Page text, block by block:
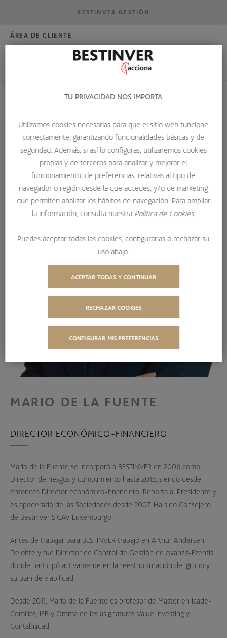
BESTINVER GESTIÓN
BESTINVER SECURITIES
ÁREA DE CLIENTE
MARIO DE LA FUENTE
DIRECTOR ECONÓMICO-FINANCIERO
Mario de la Fuente se incorporó a BESTINVER en 2006 como
Director de riesgos y cumplimiento hasta 2015, siendo desde
entonces Director económico-financiero. Reporta al Presidente y
es apoderado de las Sociedades desde 2007. Ha sido Consejero
de Bestinver SICAV Luxemburgo.
Antes de trabajar para BESTINVER trabajó en Arthur Andersen-
Deloitte y fue Director de Control de Gestión de Avanzit-Ezentis,
donde participó activamente en la reestructuración del grupo y
su plan de viabilidad.
Desde 2011, Mario de la Fuente es profesor de Master en Icade-
Comillas, IEB y Omma de las asignaturas Value Investing y
Contabilidad.
TU PRIVACIDAD NOS IMPORTA
Utilizamos cookies necesarias para que el sitio web funcione
correctamente, garantizando funcionalidades básicas y de
seguridad. Además, si así lo configuras, utilizaremos cookies
propias y de terceros para analizar y mejorar el
funcionamiento; de preferencias, relativas al tipo de
navegador o región desde la que accedes; y/o de marketing
que permiten analizar los hábitos de navegación. Para ampliar
la información, consulta nuestra Política de Cookies.
Puedes aceptar todas las cookies, configurarlas o rechazar su
uso abajo.
CONFIGURAR MIS PREFERENCIAS
RECHAZAR COOKIES
ACEPTAR TODAS Y CONTINUAR